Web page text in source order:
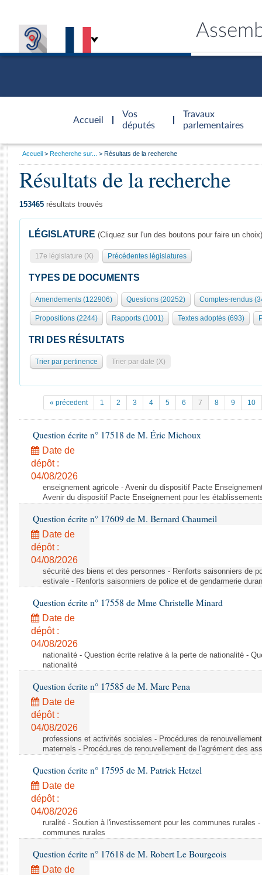
Accueil
d'accueil
Vos
députés
Travaux
parlementaires
Présidence
577 députés
Groupes politiques
Séance publique
Commissions et autres organes
Europe et International
Pétitions
Projets de loi
Propositions de loi
Amendements
Textes adoptés
Rapports législatifs
Rapports sur l'application des lois
Baromètre de l’application des lois
Dossiers législatifs
Budget et sécurité sociale
Questions écrites et orales
Comptes rendus des débats
Général
Rôle et pouvoirs de l'Assemblée
Organisation de l'Assemblée
Présidence Conférence des Présidents Bureau Collège des
Statistiques et chiffres clés
Documents de référence
( Constitution | Règlement de l'Assemblée ... )
Histoire
Juniors
Anciennes législatures
Visiter l'Assemblée
Visite virtuelle du palais Bourbon
Assister à une séance
La Bibliothèque
Contacts et plan d'accès
Photos libres de droit
Vous
Accueil Recherche sur... Résultats de la recherche
Résultats de la recherche
153465 résultats trouvés
LÉGISLATURE (Cliquez sur l'un des boutons pour faire un choix)
17e législature (X) Précédentes législatures
TYPES DE DOCUMENTS
Amendements (122906) Questions (20252) Comptes-rendus
Propositions (2244) Rapports (1001) Textes adoptés (693)
TRI DES RÉSULTATS
Trier par pertinence Trier par date (X)
« précedent 1 2 3 4 5 6 7 8 9 10
Question écrite n° 17518 de M. Éric Michoux
Date de
dépôt :
04/08/2026
enseignement agricole - Avenir du dispositif Pacte
Avenir du dispositif Pacte Enseignement pour les
Question écrite n° 17609 de M. Bernard Chaumeil
Date de
dépôt :
04/08/2026
sécurité des biens et des personnes - Renforts saisonniers de
estivale - Renforts saisonniers de police et de gendarmerie
Question écrite n° 17558 de Mme Christelle Minard
Date de
dépôt :
04/08/2026
nationalité - Question écrite relative à la perte de nationalité -
nationalité
Question écrite n° 17585 de M. Marc Pena
Date de
dépôt :
04/08/2026
professions et activités sociales - Procédures de
maternels - Procédures de renouvellement de l'agrément des
Question écrite n° 17595 de M. Patrick Hetzel
Date de
dépôt :
04/08/2026
ruralité - Soutien à l'investissement pour les communes rurales
communes rurales
Question écrite n° 17618 de M. Robert Le Bourgeois
Date de